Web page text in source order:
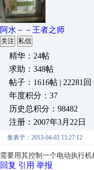
阿水－－王者之师
关注 私信
精华：24帖
求助：348帖
帖子：1616帖 | 22281回
年度积分：37
历史总积分：98482
注册：2007年3月22日
发表于：2013-04-02 15:27:12
需要用其控制一个电动执行
回复 引用 举报